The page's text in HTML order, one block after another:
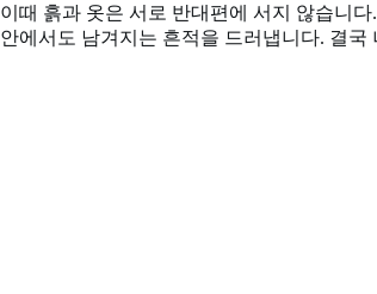
이때 흙과 옷은 서로 반대편에 서지 않습니
안에서도 남겨지는 흔적을 드러냅니다. 결